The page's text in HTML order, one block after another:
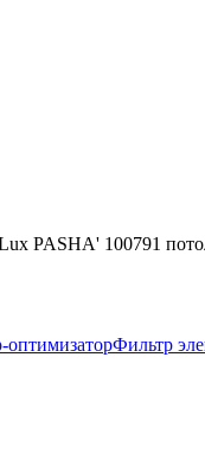
PASHA' 100791
оптимизаторФильтр